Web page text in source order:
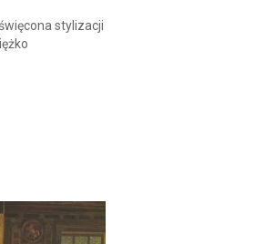
stylizacji